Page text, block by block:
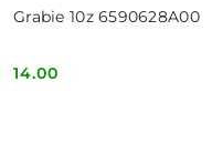
Grabie 10z 6590628A00
Cena:
14.00